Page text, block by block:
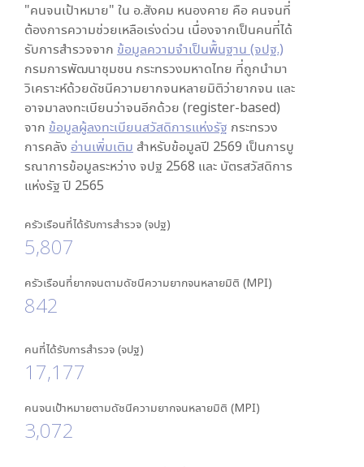
"คนจนเป้าหมาย" ใน อ.สังคม หนองคาย คือ คนจนที่
ต้องการความช่วยเหลือเร่งด่วน เนื่องจากเป็นคนที่ได้
รับการสำรวจจาก ข้อมูลความจำเป็นพื้นฐาน (จปฐ.)
กรมการพัฒนาชุมชน กระทรวงมหาดไทย ที่ถูกนำมา
วิเคราะห์ด้วยดัชนีความยากจนหลายมิติว่ายากจน และ
อาจมาลงทะเบียนว่าจนอีกด้วย (register-based)
จาก ข้อมูลผู้ลงทะเบียนสวัสดิการแห่งรัฐ กระทรวง
การคลัง อ่านเพิ่มเติม สำหรับข้อมูลปี 2569 เป็นการบู
รณาการข้อมูลระหว่าง จปฐ 2568 และ บัตรสวัสดิการ
แห่งรัฐ ปี 2565
ครัวเรือนที่ได้รับการสำรวจ (จปฐ)
5,807
ครัวเรือนที่ยากจนตามดัชนีความยากจนหลายมิติ (MPI)
842
คนที่ได้รับการสำรวจ (จปฐ)
17,177
คนจนเป้าหมายตามดัชนีความยากจนหลายมิติ (MPI)
3,072